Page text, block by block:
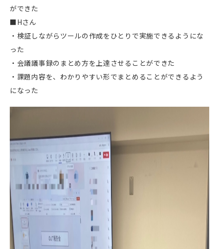
ができた
■Hさん
・検証しながらツールの作成をひとりで実施できるようにな
った
・会議議事録のまとめ方を上達させることができた
・課題内容を、わかりやすい形でまとめることができるよう
になった